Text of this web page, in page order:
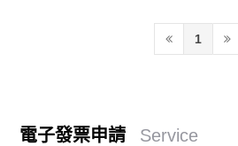
1
電子發票申請 Service